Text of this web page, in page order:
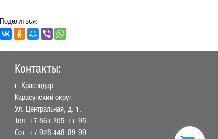
Поделиться:
Контакты:
г. Краснодар,
Карасунский округ,
Ул. Центральная, д. 1.
Тел. +7 861 205-11-95
Сот. +7 928 448-89-99